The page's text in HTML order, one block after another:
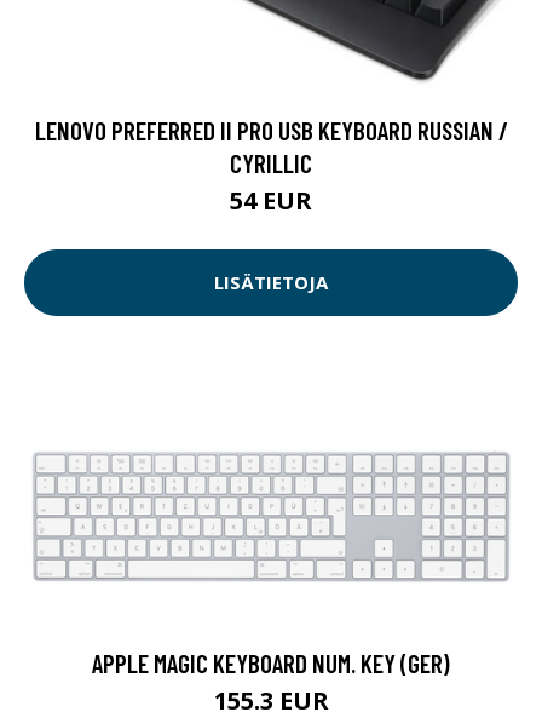
LENOVO PREFERRED II PRO USB KEYBOARD RUSSIAN /
CYRILLIC
54 EUR
LISÄTIETOJA
APPLE MAGIC KEYBOARD NUM. KEY (GER)
155.3 EUR